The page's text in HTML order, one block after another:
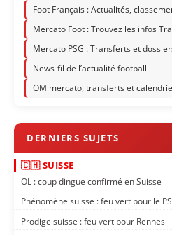
Foot Français : Actualités,
Mercato Foot : Trouvez les infos
Mercato PSG : Transferts et
News-fil de l’actualité football
OM mercato, transferts et
🇨🇭 SUISSE
OL : coup dingue confirmé en Suisse
Phénomène suisse : feu vert pour le
Prodige suisse : feu vert pour Rennes